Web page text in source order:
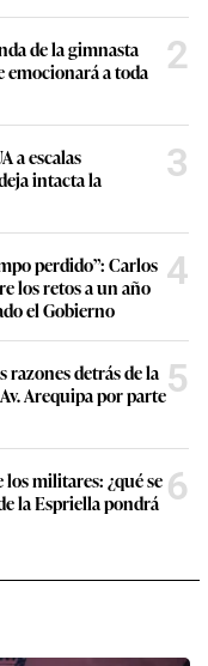
de la gimnasta
emocionará a toda
2
a escalas
intacta la
3
perdido”: Carlos
los retos a un año
el Gobierno
4
detrás de la
Arequipa por parte5
militares: ¿qué se
la Espriella pondrá 6